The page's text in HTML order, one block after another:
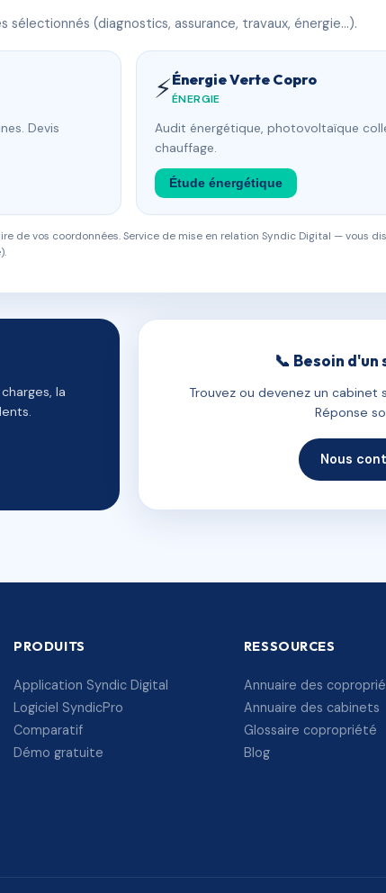
(diagnostics, assurance, travaux, énergie…).
Devis
⚡Énergie Verte Copro
ÉNERGIE
Audit énergétique, photovoltaïque
chauffage.
Étude énergétique
de vos coordonnées. Service de mise en relation Syndic Digital — vous
la
📞 Besoin d'un
Trouvez ou devenez un cabinet
Réponse
Nous
PRODUITS
Application Syndic Digital
Logiciel SyndicPro
Comparatif
Démo gratuite
RESSOURCES
Annuaire des
Annuaire des cabinets
Glossaire copropriété
Blog